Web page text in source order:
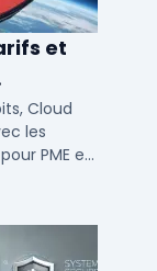
et
Cloud
les
PME et
de choix